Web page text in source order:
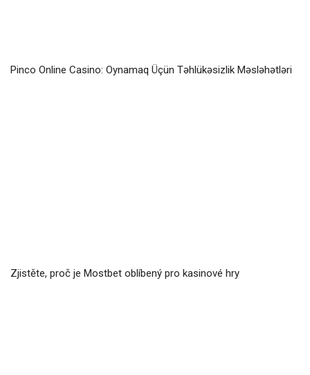
Pinco Online Casino: Oynamaq Üçün Təhlükəsizlik Məsləhətləri
Zjistěte, proč je Mostbet oblíbený pro kasinové hry